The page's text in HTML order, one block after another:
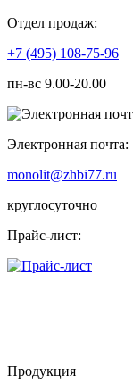
Отдел продаж:
+7 (495) 108-75-96
пн-вс 9.00-20.00
Электронная почта:
monolit@zhbi77.ru
круглосуточно
Прайс-лист:
Продукция